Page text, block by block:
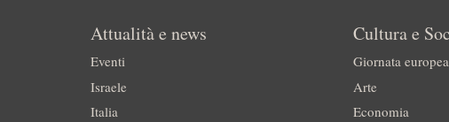
Attualità e news
Eventi
Israele
Italia
Cultura e
Giornata
Arte
Economia